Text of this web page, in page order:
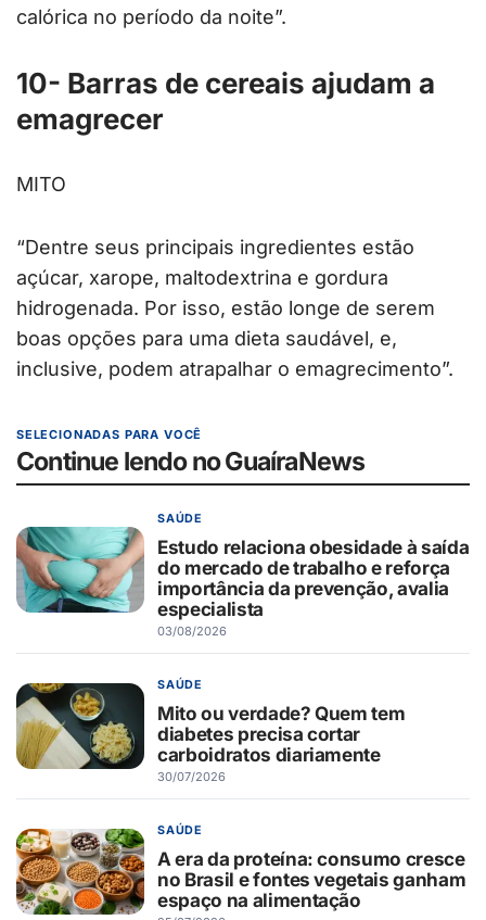
calórica no período da noite”.
10- Barras de cereais ajudam a
emagrecer
MITO
“Dentre seus principais ingredientes estão
açúcar, xarope, maltodextrina e gordura
hidrogenada. Por isso, estão longe de serem
boas opções para uma dieta saudável, e,
inclusive, podem atrapalhar o emagrecimento”.
SELECIONADAS PARA VOCÊ
Continue lendo no GuaíraNews
SAÚDE
Estudo relaciona obesidade à saída
do mercado de trabalho e reforça
importância da prevenção, avalia
especialista
03/08/2026
SAÚDE
Mito ou verdade? Quem tem
diabetes precisa cortar
carboidratos diariamente
30/07/2026
SAÚDE
A era da proteína: consumo cresce
no Brasil e fontes vegetais ganham
espaço na alimentação